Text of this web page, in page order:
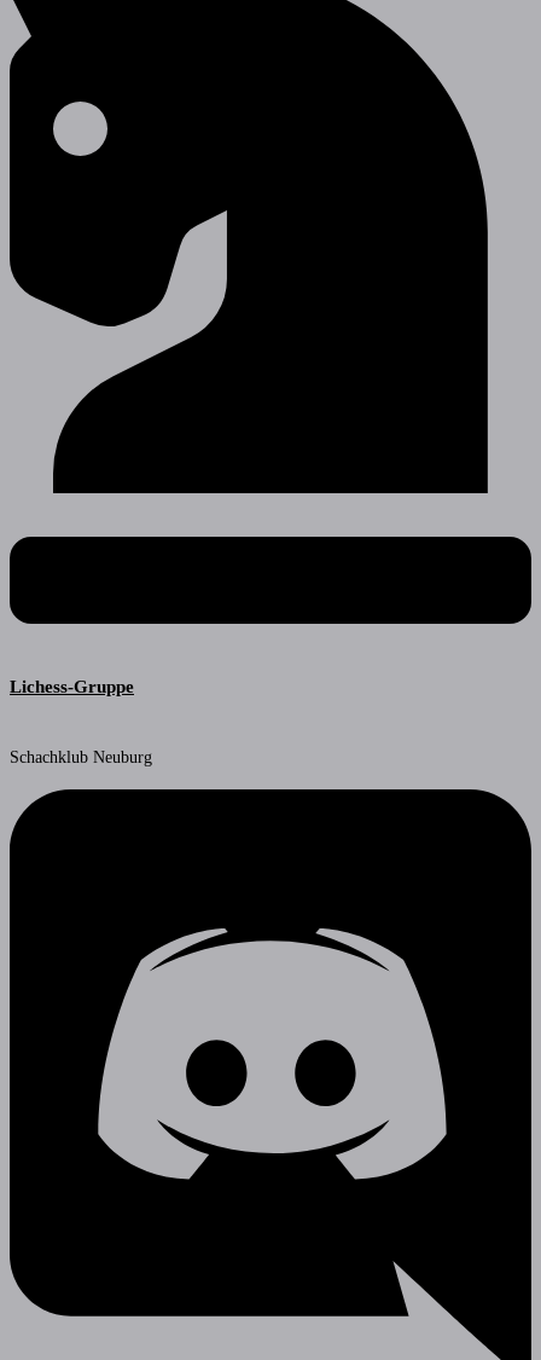
Lichess-Gruppe
Schachklub Neuburg